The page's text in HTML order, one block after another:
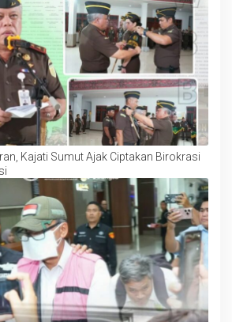
Kajati Sumut Ajak Ciptakan Birokrasi